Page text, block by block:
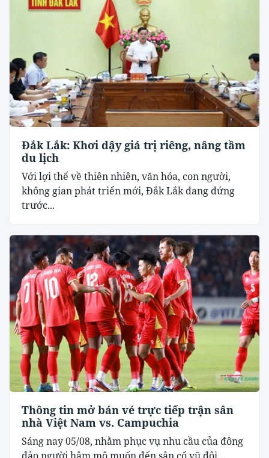
Đắk Lắk: Khơi dậy giá trị riêng, nâng tầm
du lịch
Với lợi thế về thiên nhiên, văn hóa, con người,
không gian phát triển mới, Đắk Lắk đang đứng
trước...
Thông tin mở bán vé trực tiếp trận sân
nhà Việt Nam vs. Campuchia
Sáng nay 05/08, nhằm phục vụ nhu cầu của đông